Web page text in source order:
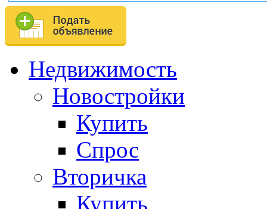
Недвижимость
Новостройки
Купить
Спрос
Вторичка
Купить